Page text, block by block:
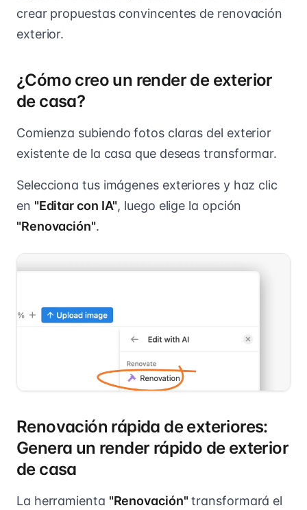
crear propuestas convincentes de renovación
exterior.
¿Cómo creo un render de exterior
de casa?
Comienza subiendo fotos claras del exterior
existente de la casa que deseas transformar.
Selecciona tus imágenes exteriores y haz clic
en "Editar con IA", luego elige la opción
"Renovación".
Renovación rápida de exteriores:
Genera un render rápido de exterior
de casa
La herramienta "Renovación" transformará el